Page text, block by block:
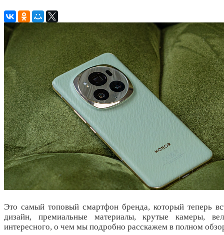
Это самый топовый смартфон бренда, который теперь
дизайн, премиальные материалы, крутые камеры,
интересного, о чем мы подробно расскажем в полном